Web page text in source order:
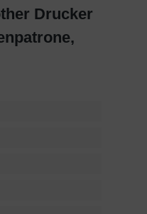
Drucker